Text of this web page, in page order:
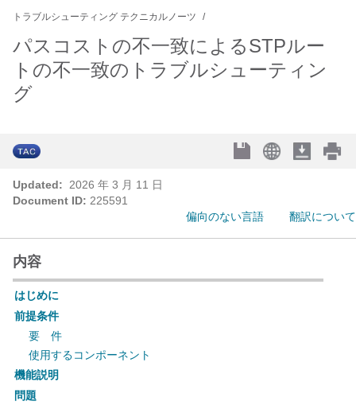
トラブルシューティング テクニカルノーツ
パスコストの不一致によるSTPルー
トの不一致のトラブルシューティン
グ
Updated:
2026 年 3 月 11 日
Document ID: 225591
偏向のない言語
翻訳について
内容
はじめに
前提条件
要 件
使用するコンポーネント
機能説明
問題